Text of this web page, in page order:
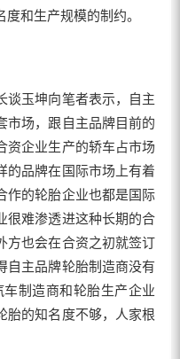
和生产规模的制约。
玉坤向笔者表示，自主
市场，跟自主品牌目前的
资企业生产的轿车占市场
的品牌在国际市场上有着
作的轮胎企业也都是国际
很难渗透进这种长期的合
方也会在合资之初就签订
自主品牌轮胎制造商没有
制造商和轮胎生产企业
胎的知名度不够，人家根